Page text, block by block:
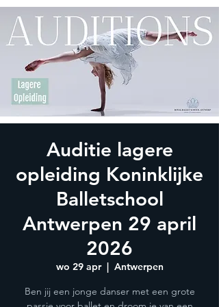
Auditie lagere
opleiding Koninklijke
Balletschool
Antwerpen 29 april
2026
wo 29 apr
  |
Antwerpen
Ben jij een jonge danser met een grote